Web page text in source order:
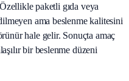
paketli gıda veya
ama beslenme kalitesini
hale gelir. Sonuçta amaç
bir beslenme düzeni